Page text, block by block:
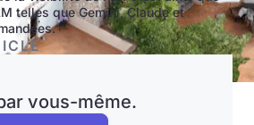
telles que Gemini, Claude et
vous-même.